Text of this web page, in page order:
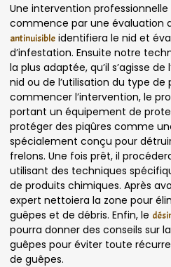
Une intervention
commence par une évaluation
antinuisible identifiera le nid et
d’infestation. Ensuite notre
la plus adaptée, qu’il s’agisse
nid ou de l’utilisation du type de
commencer l’intervention, le
portant un équipement de
protéger des piqûres comme
spécialement conçu pour
frelons. Une fois prêt, il
utilisant des techniques
de produits chimiques. Après
expert nettoiera la zone pour
guêpes et de débris. Enfin, le
pourra donner des conseils sur
guêpes pour éviter toute
de guêpes.